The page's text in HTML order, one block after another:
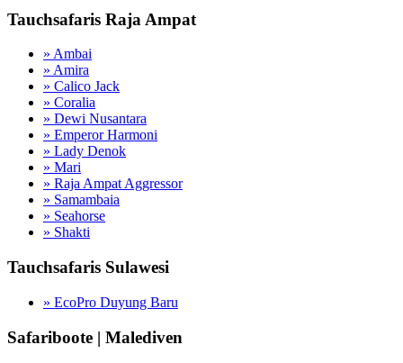
Tauchsafaris Raja Ampat
» Ambai
» Amira
» Calico Jack
» Coralia
» Dewi Nusantara
» Emperor Harmoni
» Lady Denok
» Mari
» Raja Ampat Aggressor
» Samambaia
» Seahorse
» Shakti
Tauchsafaris Sulawesi
» EcoPro Duyung Baru
Safariboote | Malediven